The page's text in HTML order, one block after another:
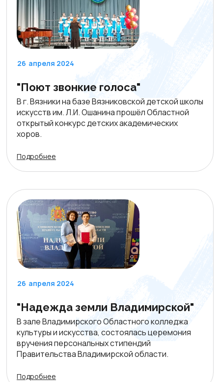
26 апреля 2024
"Поют звонкие голоса"
В г. Вязники на базе Вязниковской детской школы
искусств им. Л.И. Ошанина прошёл Областной
открытый конкурс детских академических
хоров.
Подробнее
26 апреля 2024
"Надежда земли Владимирской"
В зале Владимирского Областного колледжа
культуры и искусства, состоялась церемония
вручения персональных стипендий
Правительства Владимирской области.
Подробнее